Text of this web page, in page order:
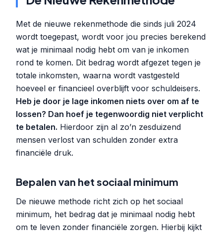
Met de nieuwe rekenmethode die sinds juli 2024
wordt toegepast, wordt voor jou precies berekend
wat je minimaal nodig hebt om van je inkomen
rond te komen. Dit bedrag wordt afgezet tegen je
totale inkomsten, waarna wordt vastgesteld
hoeveel er financieel overblijft voor schuldeisers.
Heb je door je lage inkomen niets over om af te
lossen? Dan hoef je tegenwoordig niet verplicht
te betalen. Hierdoor zijn al zo’n zesduizend
mensen verlost van schulden zonder extra
financiële druk.
Bepalen van het sociaal minimum
De nieuwe methode richt zich op het sociaal
minimum, het bedrag dat je minimaal nodig hebt
om te leven zonder financiële zorgen. Hierbij kijkt